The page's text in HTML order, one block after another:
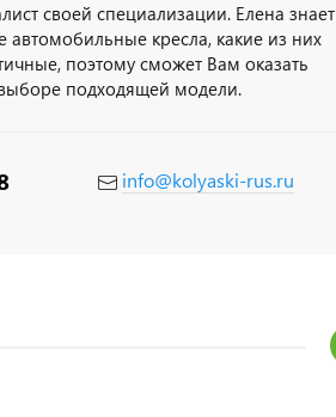
своей специализации. Елена знает
автомобильные кресла, какие из них
поэтому сможет Вам оказать
подходящей модели.
info@kolyaski-rus.ru